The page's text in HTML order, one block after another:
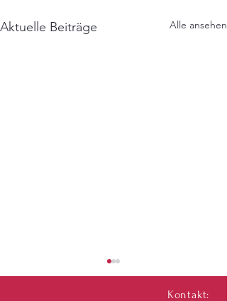
Aktuelle Beiträge Alle ansehen
Kontakt: